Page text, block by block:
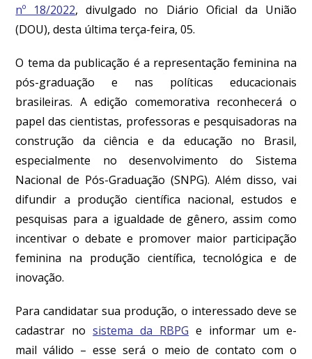
nº 18/2022, divulgado no Diário Oficial da União
(DOU), desta última terça-feira, 05.
O tema da publicação é a representação feminina na
pós-graduação e nas políticas educacionais
brasileiras. A edição comemorativa reconhecerá o
papel das cientistas, professoras e pesquisadoras na
construção da ciência e da educação no Brasil,
especialmente no desenvolvimento do Sistema
Nacional de Pós-Graduação (SNPG). Além disso, vai
difundir a produção científica nacional, estudos e
pesquisas para a igualdade de gênero, assim como
incentivar o debate e promover maior participação
feminina na produção científica, tecnológica e de
inovação.
Para candidatar sua produção, o interessado deve se
cadastrar nosistema da RBPG e informar um e-
mail válido – esse será o meio de contato com o